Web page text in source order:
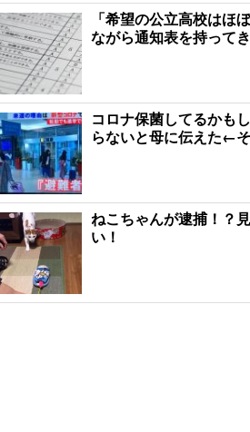
「希望の公立高校はほ
ながら通知表を持って
コロナ保菌してるかも
らないと母に伝えた←
ねこちゃんが逮捕！？
い！